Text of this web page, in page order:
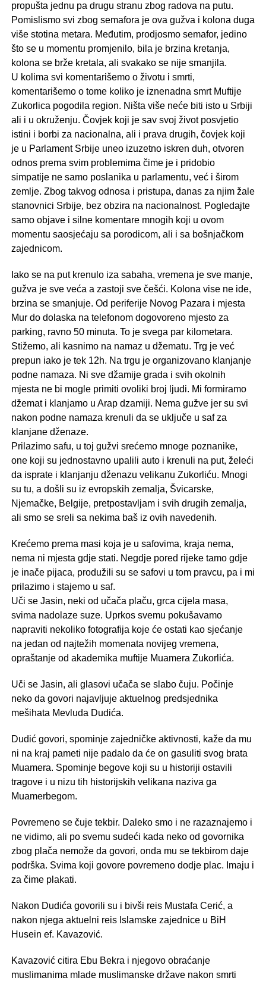
propušta jednu pa drugu stranu zbog radova na putu.
Pomislismo svi zbog semafora je ova gužva i kolona duga
više stotina metara. Međutim, prodjosmo semafor, jedino
što se u momentu promjenilo, bila je brzina kretanja,
kolona se brže kretala, ali svakako se nije smanjila.
U kolima svi komentarišemo o životu i smrti,
komentarišemo o tome koliko je iznenadna smrt Muftije
Zukorlica pogodila region. Ništa više neće biti isto u Srbiji
ali i u okruženju. Čovjek koji je sav svoj život posvjetio
istini i borbi za nacionalna, ali i prava drugih, čovjek koji
je u Parlament Srbije uneo izuzetno iskren duh, otvoren
odnos prema svim problemima čime je i pridobio
simpatije ne samo poslanika u parlamentu, već i širom
zemlje. Zbog takvog odnosa i pristupa, danas za njim žale
stanovnici Srbije, bez obzira na nacionalnost. Pogledajte
samo objave i silne komentare mnogih koji u ovom
momentu saosjećaju sa porodicom, ali i sa bošnjačkom
zajednicom.
Iako se na put krenulo iza sabaha, vremena je sve manje,
gužva je sve veća a zastoji sve češći. Kolona vise ne ide,
brzina se smanjuje. Od periferije Novog Pazara i mjesta
Mur do dolaska na telefonom dogovoreno mjesto za
parking, ravno 50 minuta. To je svega par kilometara.
Stižemo, ali kasnimo na namaz u džematu. Trg je već
prepun iako je tek 12h. Na trgu je organizovano klanjanje
podne namaza. Ni sve džamije grada i svih okolnih
mjesta ne bi mogle primiti ovoliki broj ljudi. Mi formiramo
džemat i klanjamo u Arap dzamiji. Nema gužve jer su svi
nakon podne namaza krenuli da se uključe u saf za
klanjane dženaze.
Prilazimo safu, u toj gužvi srećemo mnoge poznanike,
one koji su jednostavno upalili auto i krenuli na put, želeći
da isprate i klanjanju dženazu velikanu Zukorliću. Mnogi
su tu, a došli su iz evropskih zemalja, Švicarske,
Njemačke, Belgije, pretpostavljam i svih drugih zemalja,
ali smo se sreli sa nekima baš iz ovih navedenih.
Krećemo prema masi koja je u safovima, kraja nema,
nema ni mjesta gdje stati. Negdje pored rijeke tamo gdje
je inače pijaca, produžili su se safovi u tom pravcu, pa i mi
prilazimo i stajemo u saf.
Uči se Jasin, neki od učača plaču, grca cijela masa,
svima nadolaze suze. Uprkos svemu pokušavamo
napraviti nekoliko fotografija koje će ostati kao sjećanje
na jedan od najtežih momenata novijeg vremena,
opraštanje od akademika muftije Muamera Zukorlića.
Uči se Jasin, ali glasovi učača se slabo čuju. Počinje
neko da govori najavljuje aktuelnog predsjednika
mešihata Mevluda Dudića.
Dudić govori, spominje zajedničke aktivnosti, kaže da mu
ni na kraj pameti nije padalo da će on gasuliti svog brata
Muamera. Spominje begove koji su u historiji ostavili
tragove i u nizu tih historijskih velikana naziva ga
Muamerbegom.
Povremeno se čuje tekbir. Daleko smo i ne razaznajemo i
ne vidimo, ali po svemu sudeći kada neko od govornika
zbog plača nemože da govori, onda mu se tekbirom daje
podrška. Svima koji govore povremeno dodje plac. Imaju i
za čime plakati.
Nakon Dudića govorili su i bivši reis Mustafa Cerić, a
nakon njega aktuelni reis Islamske zajednice u BiH
Husein ef. Kavazović.
Kavazović citira Ebu Bekra i njegovo obraćanje
muslimanima mlade muslimanske države nakon smrti